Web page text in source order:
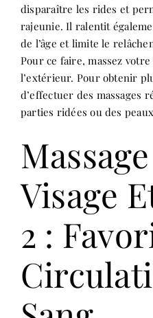
disparaître les rides et
rajeunie. Il ralentit
de l’âge et limite le
Pour ce faire, massez
l’extérieur. Pour obtenir
d’effectuer des massages
parties ridées ou des
Visage
2 :